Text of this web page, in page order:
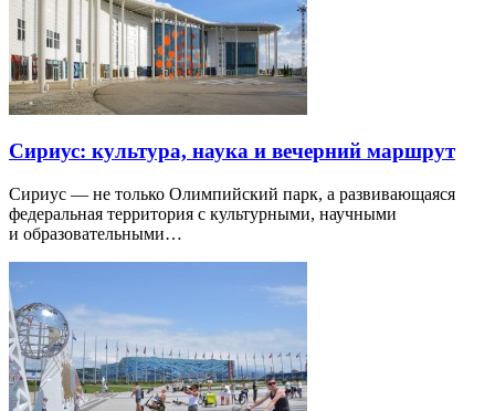
Сириус: культура, наука и вечерний маршрут
Сириус — не только Олимпийский парк, а развивающаяся
федеральная территория с культурными, научными
и образовательными…